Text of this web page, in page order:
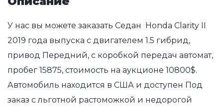
У нас вы можете заказать Седан Honda Clarity II
2019 года выпуска с двигателем 1.5 гибрид,
привод Передний, с коробкой передач автомат,
пробег 15875, стоимость на аукционе 10800$.
Автомобиль находится в США и доступен Под
заказ с льготной растоможкой и недорогой